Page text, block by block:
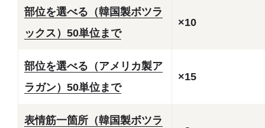
部位を選べる（韓国製ボツラ
ックス）50単位まで
×10
部位を選べる（アメリカ製ア
ラガン）50単位まで
×15
表情筋一箇所（韓国製ボツラ